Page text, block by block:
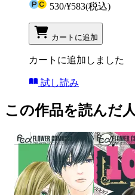
530/¥583(税込)
カートに追加
カートに追加しました
試し読み
この作品を読んだ